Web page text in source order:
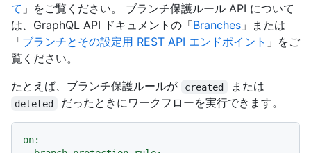
て 」をご覧ください。 ブランチ保護ルール API について
は、GraphQL API ドキュメントの「Branches 」または
「ブランチとその設定用 REST API エンドポイント 」をご
覧ください。
たとえば、ブランチ保護ルールが
created または
deleted だったときにワークフローを実行できます。
on: